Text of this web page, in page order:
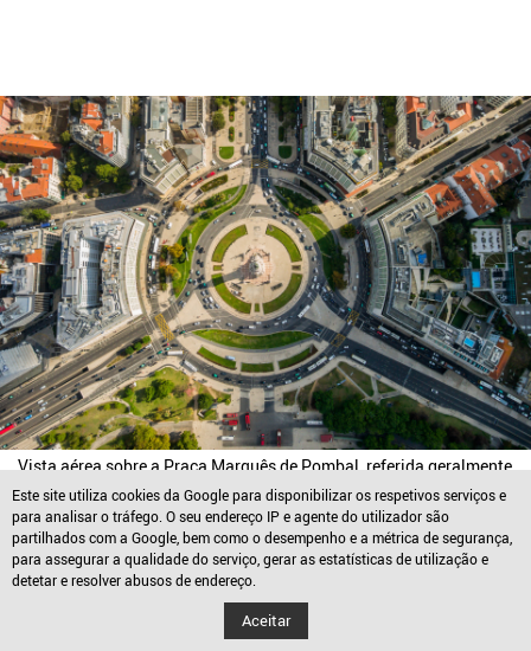
Vista aérea sobre a Praça Marquês de Pombal, referida geralmente
como sendo o ponto mais central da cidade de Lisboa.
Sebastio
Este site utiliza cookies da Google para disponibilizar os respetivos serviços e
para analisar o tráfego. O seu endereço IP e agente do utilizador são
partilhados com a Google, bem como o desempenho e a métrica de segurança,
para assegurar a qualidade do serviço, gerar as estatísticas de utilização e
detetar e resolver abusos de endereço.
Aceitar